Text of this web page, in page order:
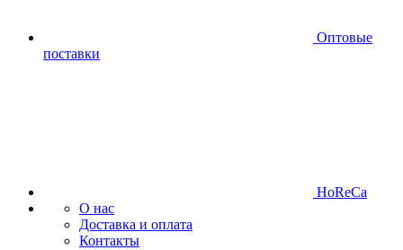
Оптовые
поставки
HoReCa
О нас
Доставка и оплата
Контакты